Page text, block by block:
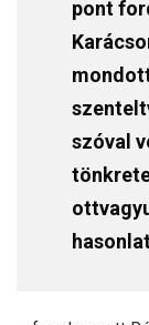
pont
szóval